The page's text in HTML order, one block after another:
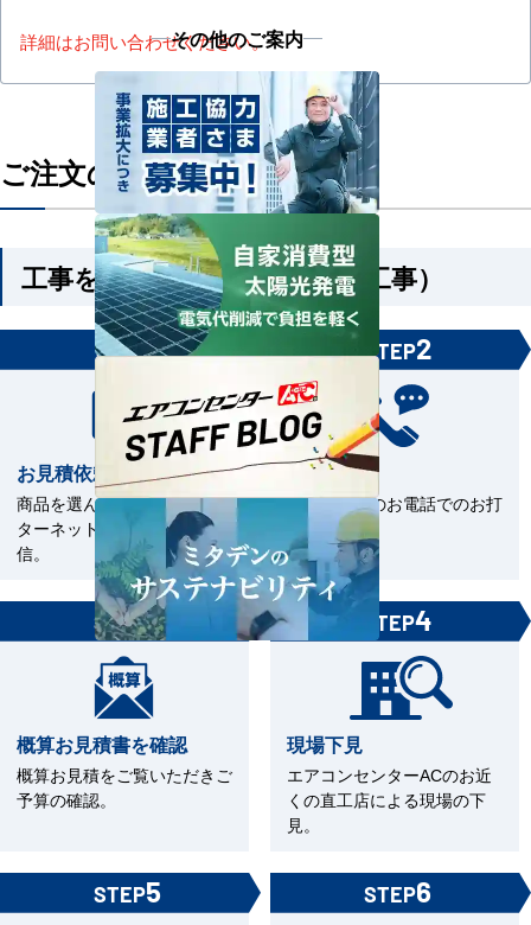
詳細はお問い合わせください。
ご注文の流れ
工事を依頼される方（機器＋工事）
STEP1
お見積依頼
商品を選んで見積依頼をイン
ターネットまたはFAXで送
信。
STEP2
お打合せ
当社担当とのお電話でのお打
合せ。
STEP3
概算お見積書を確認
概算お見積をご覧いただきご
予算の確認。
STEP4
現場下見
エアコンセンターACのお近
くの直工店による現場の下
見。
STEP5 STEP6
その他のご案内